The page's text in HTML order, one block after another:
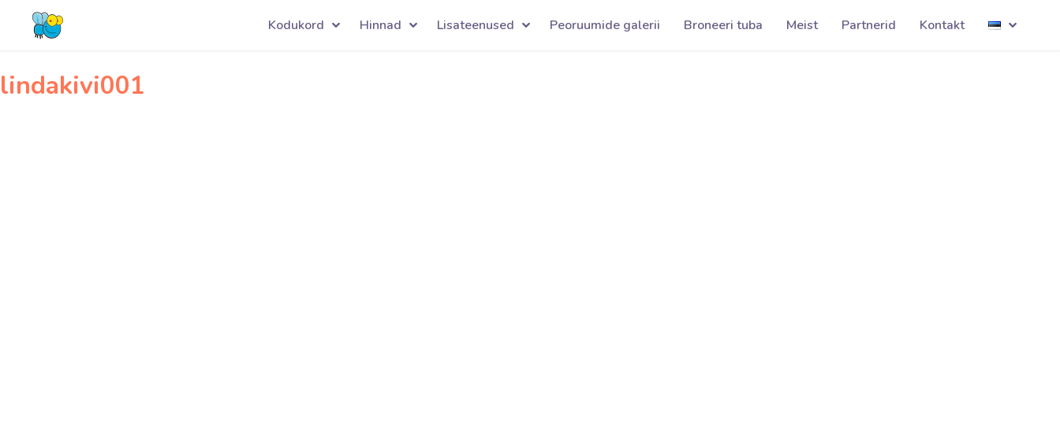
Kodukord Hinnad Lisateenused Peoruumide galerii Broneeri tuba Meist Partnerid Kontakt
lindakivi001
Navigeerimine
lill001 linnamäela001